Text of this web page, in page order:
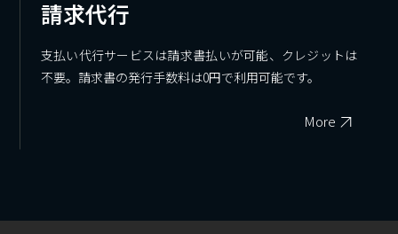
請求代行
支払い代行サービスは請求書払いが可能、クレジットは
不要。請求書の発行手数料は0円で利用可能です。
More